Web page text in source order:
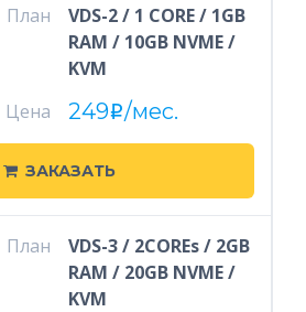
План
VDS-2 / 1 CORE / 1GB
RAM / 10GB NVME /
KVM
Цена
249i/мес.
ЗАКАЗАТЬ
План
VDS-3 / 2COREs / 2GB
RAM / 20GB NVME /
KVM